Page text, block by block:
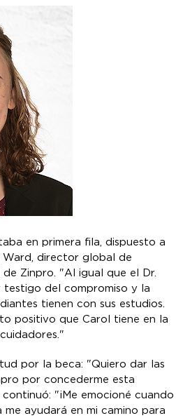
en primera fila, dispuesto a
Ward, director global de
Zinpro. "Al igual que el Dr.
testigo del compromiso y la
tienen con sus estudios.
positivo que Carol tiene en la
por la beca: "Quiero dar las
por concederme esta
"¡Me emocioné cuando
ayudará en mi camino para